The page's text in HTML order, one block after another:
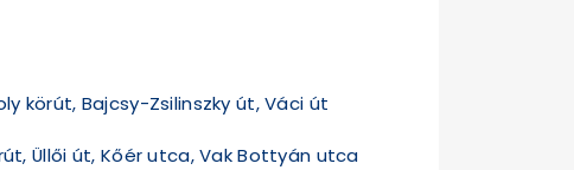
körút, Bajcsy-Zsilinszky út, Váci út
Üllői út, Kőér utca, Vak Bottyán utca